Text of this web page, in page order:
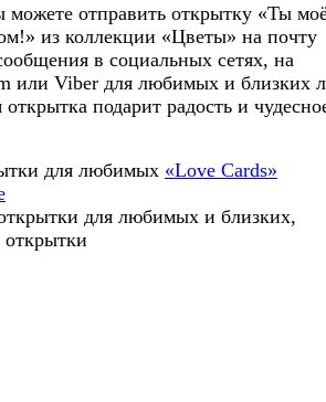
отправить открытку «Ты
из коллекции «Цветы» на почту
в социальных сетях, на
или Viber для любимых и близких
подарит радость и
для любимых «Love Cards»
для любимых и близких,
открытки